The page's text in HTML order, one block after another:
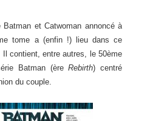
Batman et Catwoman annoncé à
tome a (enfin !) lieu dans ce
Il contient, entre autres, le 50ème
Batman (èreRebirth) centré
du couple.